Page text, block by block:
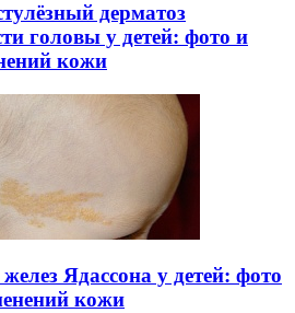
дерматоз
головы у детей: фото и
кожи
Ядассона у детей: фото
кожи